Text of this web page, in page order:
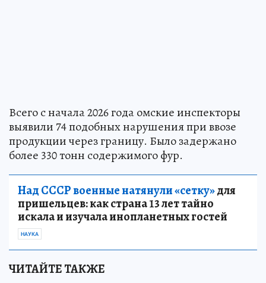
Всего с начала 2026 года омские инспекторы
выявили 74 подобных нарушения при ввозе
продукции через границу. Было задержано
более 330 тонн содержимого фур.
Над СССР военные натянули «сетку»для
пришельцев: как страна 13 лет тайно
искала и изучала инопланетных гостей
НАУКА
ЧИТАЙТЕ ТАКЖЕ